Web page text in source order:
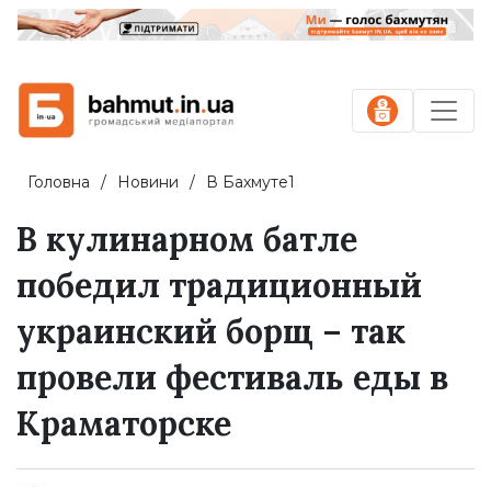
Головна Новини В Бахмуте1
В кулинарном батле
победил традиционный
украинский борщ – так
провели фестиваль еды в
Краматорске